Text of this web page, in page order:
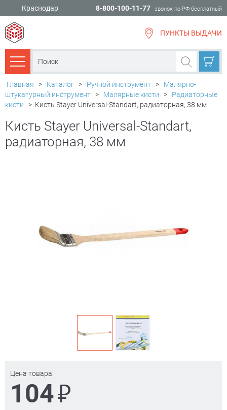
Краснодар 8-800-100-11-77 звонок по РФ бесплатный
ПУНКТЫ ВЫДАЧИ
Каталог товаров
Главная > Каталог > Ручной инструмент >
Малярно-
штукатурный инструмент > Малярные кисти >
Радиаторные
кисти
> Кисть Stayer Universal-Standart, радиаторная, 38 мм
Кисть Stayer Universal-Standart,
радиаторная, 38 мм
Цена товара:
104₽